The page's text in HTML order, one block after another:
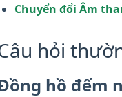
Chuyển đổi Âm
hỏi
hồ đếm